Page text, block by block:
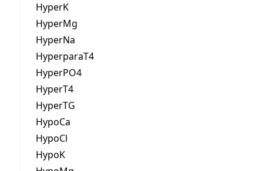
HyperK
HyperMg
HyperNa
HyperparaT4
HyperPO4
HyperT4
HyperTG
HypoCa
HypoCl
HypoK